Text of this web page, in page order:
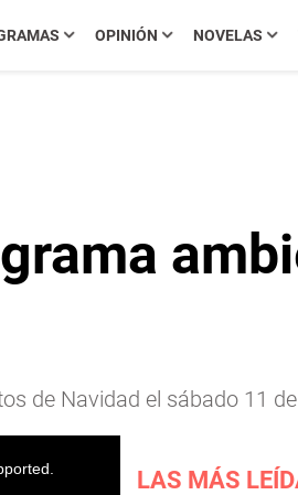
OPINIÓN NOVELAS
de Navidad el sábado 11
LAS MÁS